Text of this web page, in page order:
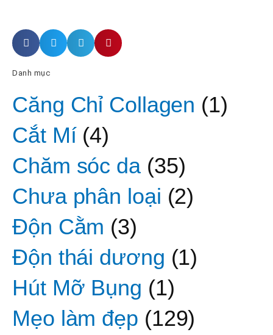
Danh mục
Căng Chỉ Collagen (1)
Cắt Mí(4)
Chăm sóc da(35)
Chưa phân loại (2)
Độn Cằm (3)
Độn thái dương (1)
Hút Mỡ Bụng (1)
Mẹo làm đẹp (129)